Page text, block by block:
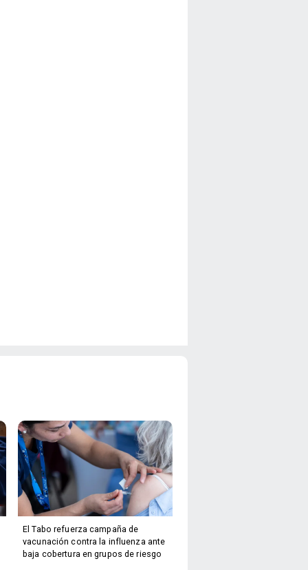
El Tabo refuerza campaña de
vacunación contra la influenza ante
baja cobertura en grupos de riesgo